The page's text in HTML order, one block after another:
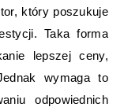
który poszukuje
Taka forma
lepszej ceny,
wymaga to
odpowiednich